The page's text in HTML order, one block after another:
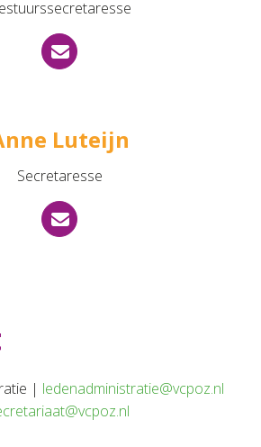
Luteijn
Secretaresse
| ledenadministratie@vcpoz.nl